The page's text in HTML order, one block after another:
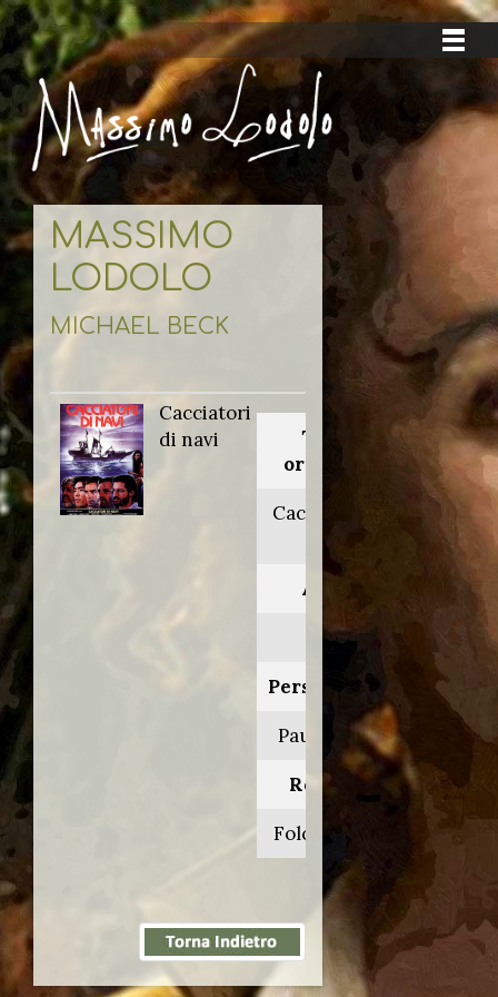
MASSIMO
LODOLO
MICHAEL BECK
Cacciatori
di navi
Titolo
originale:
Cacciatori di
Anno:
1990
Personaggio:
Paul Haskel
Regia di:
Folco Quilici